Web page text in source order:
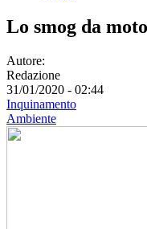
Lo smog da
Autore:
Redazione
31/01/2020 - 02:44
Inquinamento
Ambiente